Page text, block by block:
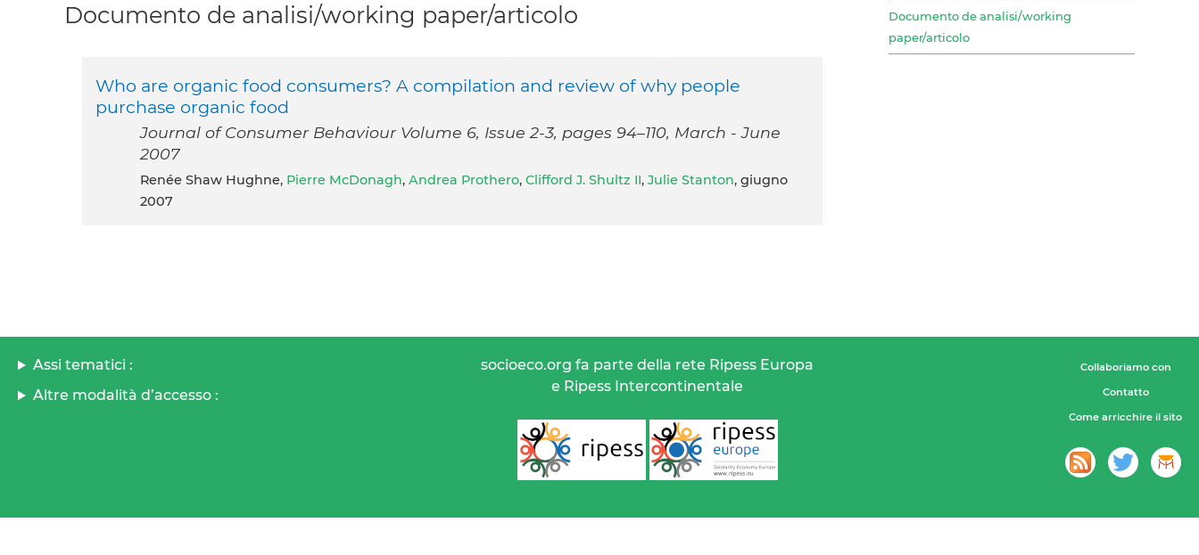
Documento de analisi/working
paper/articolo
Documento de analisi/working paper/articolo
Who are organic food consumers? A compilation and review of why people
purchase organic food
Journal of Consumer Behaviour Volume 6, Issue 2-3, pages 94–110, March - June
2007
Renée Shaw Hughne, Pierre McDonagh, Andrea Prothero, Clifford J. Shultz II, Julie Stanton, giugno
2007
Assi tematici :
Altre modalità d’accesso :
socioeco.org fa parte della rete Ripess Europa
e Ripess Intercontinentale
Collaboriamo con
Contatto
Come arricchire il sito